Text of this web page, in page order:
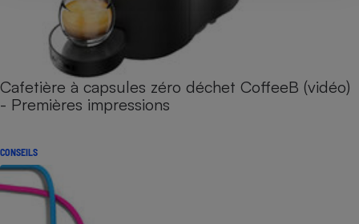
Cafetière à capsules zéro déchet CoffeeB (vidéo)
- Premières impressions
CONSEILS